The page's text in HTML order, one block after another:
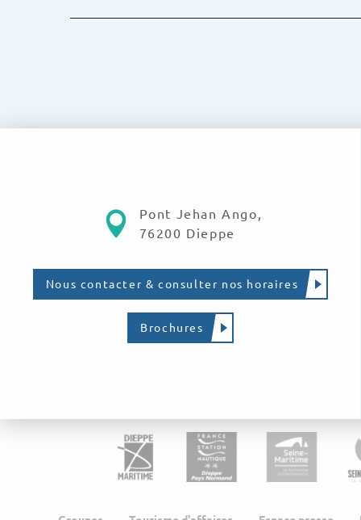
Pont Jehan Ango,
76200 Dieppe
Nous contacter & consulter nos horaires
Brochures